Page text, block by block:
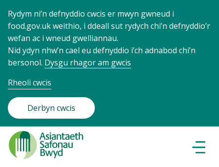
Rydym ni’n defnyddio cwcis er mwyn gwneud i
food.gov.uk weithio, i ddeall sut rydych chi’n defnyddio’r
wefan ac i wneud gwelliannau.
Nid ydyn nhw’n cael eu defnyddio i’ch adnabod chi’n
bersonol. Dysgu rhagor am gwcis
Rheoli cwcis
Derbyn cwcis
Food
Standards
Agency